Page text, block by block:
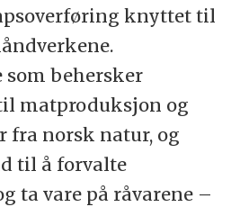
knyttet til
behersker
matproduksjon og
fra norsk natur, og
til å forvalte
ta vare på råvarene –